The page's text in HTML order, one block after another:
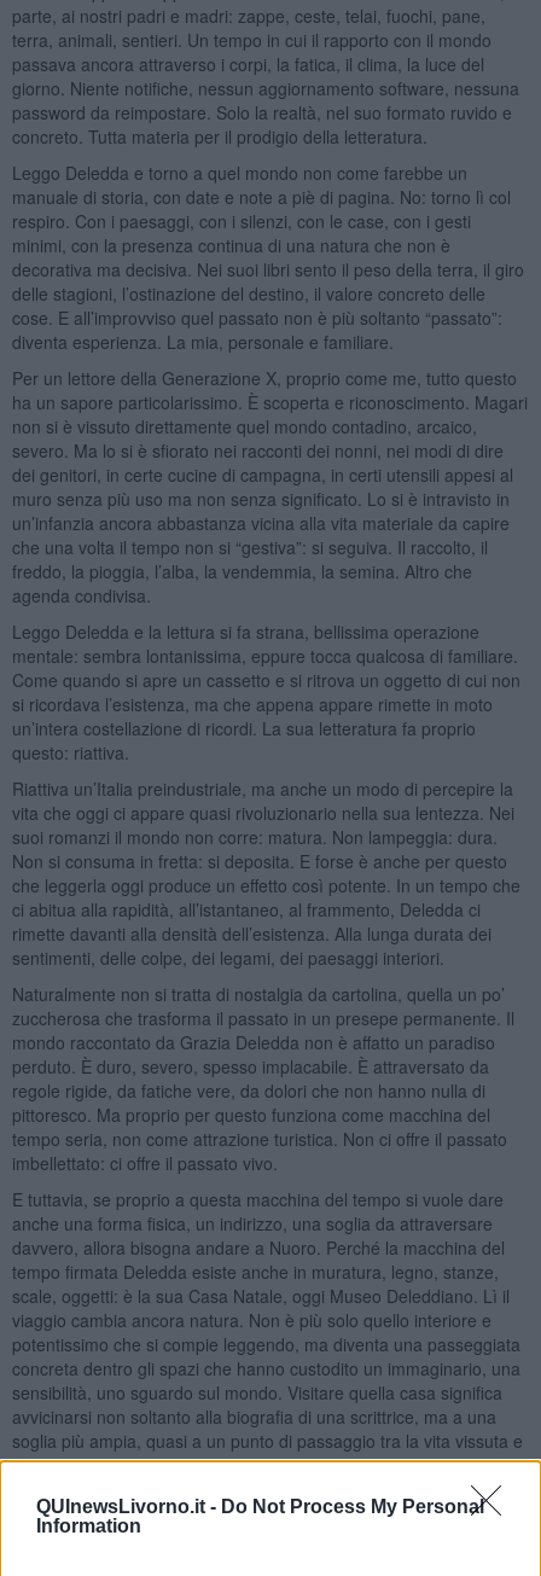
QUInewsLivorno.it - Do Not Process My Personal
Information
parte, ai nostri padri e madri: zappe, ceste, telai, fuochi, pane,
terra, animali, sentieri. Un tempo in cui il rapporto con il mondo
passava ancora attraverso i corpi, la fatica, il clima, la luce del
giorno. Niente notifiche, nessun aggiornamento software, nessuna
password da reimpostare. Solo la realtà, nel suo formato ruvido e
concreto. Tutta materia per il prodigio della letteratura.
Leggo Deledda e torno a quel mondo non come farebbe un
manuale di storia, con date e note a piè di pagina. No: torno lì col
respiro. Con i paesaggi, con i silenzi, con le case, con i gesti
minimi, con la presenza continua di una natura che non è
decorativa ma decisiva. Nei suoi libri sento il peso della terra, il giro
delle stagioni, l’ostinazione del destino, il valore concreto delle
cose. E all’improvviso quel passato non è più soltanto “passato”:
diventa esperienza. La mia, personale e familiare.
Per un lettore della Generazione X, proprio come me, tutto questo
ha un sapore particolarissimo. È scoperta e riconoscimento. Magari
non si è vissuto direttamente quel mondo contadino, arcaico,
severo. Ma lo si è sfiorato nei racconti dei nonni, nei modi di dire
dei genitori, in certe cucine di campagna, in certi utensili appesi al
muro senza più uso ma non senza significato. Lo si è intravisto in
un’infanzia ancora abbastanza vicina alla vita materiale da capire
che una volta il tempo non si “gestiva”: si seguiva. Il raccolto, il
freddo, la pioggia, l’alba, la vendemmia, la semina. Altro che
agenda condivisa.
Leggo Deledda e la lettura si fa strana, bellissima operazione
mentale: sembra lontanissima, eppure tocca qualcosa di familiare.
Come quando si apre un cassetto e si ritrova un oggetto di cui non
si ricordava l’esistenza, ma che appena appare rimette in moto
un’intera costellazione di ricordi. La sua letteratura fa proprio
questo: riattiva.
Riattiva un’Italia preindustriale, ma anche un modo di percepire la
vita che oggi ci appare quasi rivoluzionario nella sua lentezza. Nei
suoi romanzi il mondo non corre: matura. Non lampeggia: dura.
Non si consuma in fretta: si deposita. E forse è anche per questo
che leggerla oggi produce un effetto così potente. In un tempo che
ci abitua alla rapidità, all’istantaneo, al frammento, Deledda ci
rimette davanti alla densità dell’esistenza. Alla lunga durata dei
sentimenti, delle colpe, dei legami, dei paesaggi interiori.
Naturalmente non si tratta di nostalgia da cartolina, quella un po’
zuccherosa che trasforma il passato in un presepe permanente. Il
mondo raccontato da Grazia Deledda non è affatto un paradiso
perduto. È duro, severo, spesso implacabile. È attraversato da
regole rigide, da fatiche vere, da dolori che non hanno nulla di
pittoresco. Ma proprio per questo funziona come macchina del
tempo seria, non come attrazione turistica. Non ci offre il passato
imbellettato: ci offre il passato vivo.
E tuttavia, se proprio a questa macchina del tempo si vuole dare
anche una forma fisica, un indirizzo, una soglia da attraversare
davvero, allora bisogna andare a Nuoro. Perché la macchina del
tempo firmata Deledda esiste anche in muratura, legno, stanze,
scale, oggetti: è la sua Casa Natale, oggi Museo Deleddiano. Lì il
viaggio cambia ancora natura. Non è più solo quello interiore e
potentissimo che si compie leggendo, ma diventa una passeggiata
concreta dentro gli spazi che hanno custodito un immaginario, una
sensibilità, uno sguardo sul mondo. Visitare quella casa significa
avvicinarsi non soltanto alla biografia di una scrittrice, ma a una
soglia più ampia, quasi a un punto di passaggio tra la vita vissuta e
la vita raccontata.
Ed è forse questo l’aspetto più bello: la Casa Natale non chiude
Deledda dentro quattro mura, semmai fa il contrario. Le mura